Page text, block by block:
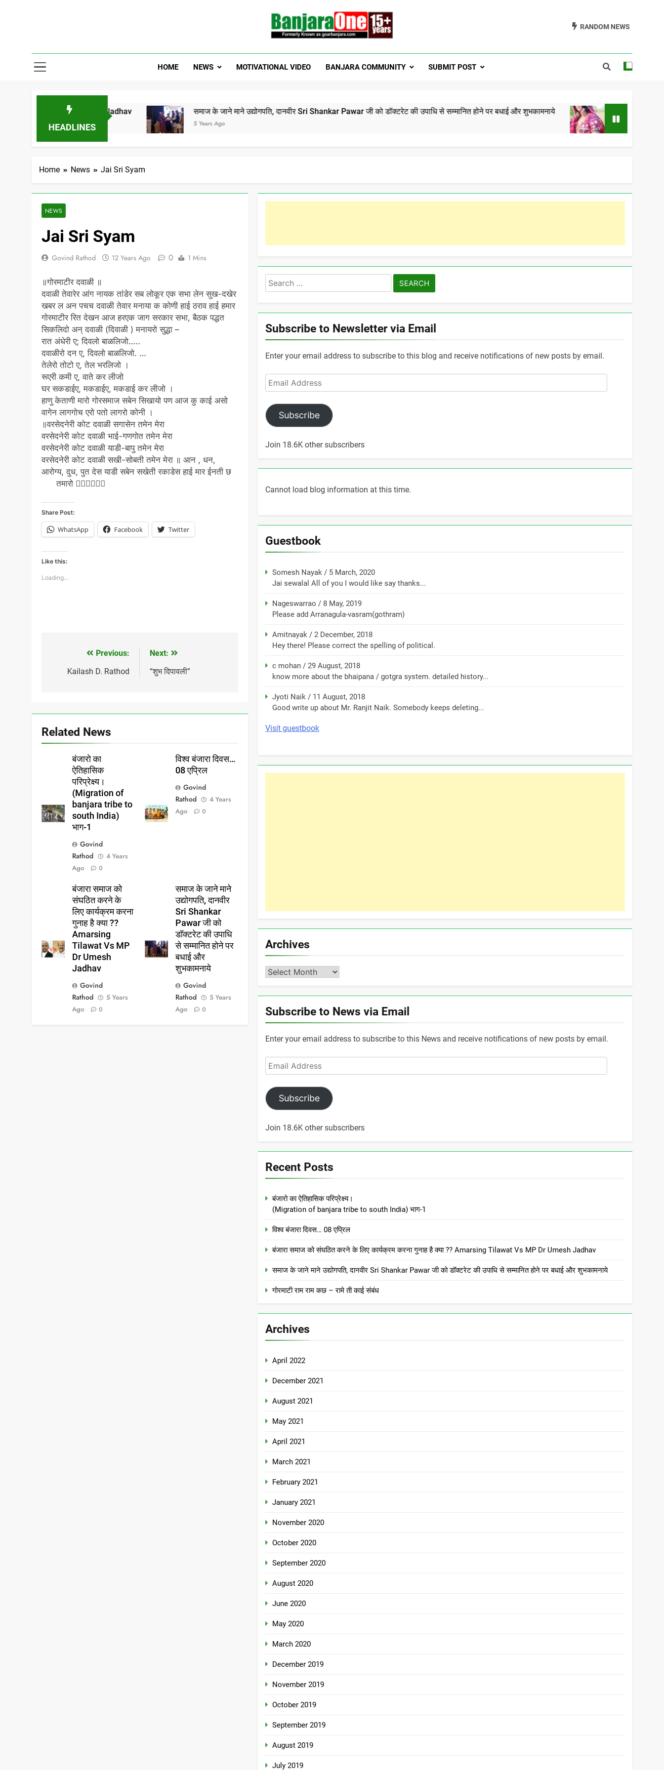
Welcome To Banjara One Formerly
GoarBanjara.com
RANDOM NEWS
HOME NEWS MOTIVATIONAL VIDEO BANJARA COMMUNITY SUBMIT POST
HEADLINES
MP Dr Umesh Jadhav समाज के जाने माने उद्योगपति, दानवीर Sri Shankar Pawar जी को डॉक्टरेट की उपाधि से सम्मानित होने पर बधाई और शुभकामनाये
5 Years Ago
गोरमाटी राम राम कछ – रामे ती
5 Years Ago
Home News Jai Sri Syam
NEWS
Jai Sri Syam
Govind Rathod 12 Years Ago 0 1 Mins
॥गोरमाटीर दवाळी ॥
दवाळी तेवारेर आंग नायक तांडेर सब लोकूर एक सभा लेन सुख-दखेर
खबर ल अन पचच दवाळी तेवार मनाया क कोणी हाई ठराव हाई हमार
गोरमाटीर रित देखन आज हरएक जाग सरकार सभा, बैठक पद्धत
सिकलिदो अन् दवाळी (दिवाळी ) मनायरो सुद्धा –
रात अंधेरी ए; दिवलो बाळलिजो…..
दवाळीरो दन ए, दिवलो बाळलिजो. …
तेलेरो तोटो ए, तेल भरलिजो ।
रूएरी कमी ए, वाते कर लीजो
घर सकडाईए, मकडाईए, मकडाई कर लीजो ।
हाणु केताणी मारो गोरसमाज सबेन सिखायो पण आज कु काई असो
वागेन लागगोच एरो पतो लागरो कोनी ।
॥वरसेदनेरी कोट दवाळी सगासेन तमेन मेरा
वरसेदनेरी कोट दवाळी भाई-गणगोत तमेन मेरा
वरसेदनेरी कोट दवाळी याडी-बापु तमेन मेरा
वरसेदनेरी कोट दवाळी सखी-सोबती तमेन मेरा ॥ आन , धन,
आरोग्य, दुध, पुत देस याडी सबेन सखेती रकाडेस हाई मार ईनती छ
तमारो 
Share Post:
WhatsApp Facebook Twitter
Like this:
Loading...
navigation
Previous:
Kailash D. Rathod
Next:
“शुभ दिपावली”
Related News
बंजारो का
ऐतिहासिक
परिप्रेक्ष्य।
(Migration of
banjara tribe to
south India)
भाग-1
Govind
Rathod
4 Years
Ago
0
विश्व बंजारा दिवस…
08 एप्रिल
Govind
Rathod
4 Years
Ago
0
बंजारा समाज को
संघठित करने के
लिए कार्यक्रम करना
गुनाह है क्या ??
Amarsing
Tilawat Vs MP
Dr Umesh
Jadhav
Govind
Rathod
5 Years
Ago
0
समाज के जाने माने
उद्योगपति, दानवीर
Sri Shankar
Pawar जी को
डॉक्टरेट की उपाधि
से सम्मानित होने पर
बधाई और
शुभकामनाये
Govind
Rathod
5 Years
Ago
0
Search
for:
Subscribe to Newsletter via Email
Enter your email address to subscribe to this blog and receive notifications of new posts by email.
Email
Address
Subscribe
Join 18.6K other subscribers
Cannot load blog information at this time.
Guestbook
Somesh Nayak / 5 March, 2020
Jai sewalal All of you I would like say thanks...
Nageswarrao / 8 May, 2019
Please add Arranagula-vasram(gothram)
Amitnayak / 2 December, 2018
Hey there! Please correct the spelling of political.
c mohan / 29 August, 2018
know more about the bhaipana / gotgra system. detailed history...
Jyoti Naik / 11 August, 2018
Good write up about Mr. Ranjit Naik. Somebody keeps deleting...
Visit guestbook
Archives
Archives
Subscribe to News via Email
Enter your email address to subscribe to this News and receive notifications of new posts by email.
Email
Address
Subscribe
Join 18.6K other subscribers
Recent Posts
बंजारो का ऐतिहासिक परिप्रेक्ष्य।
(Migration of banjara tribe to south India) भाग-1
विश्व बंजारा दिवस… 08 एप्रिल
बंजारा समाज को संघठित करने के लिए कार्यक्रम करना गुनाह है क्या ?? Amarsing Tilawat Vs MP Dr Umesh Jadhav
समाज के जाने माने उद्योगपति, दानवीर Sri Shankar Pawar जी को डॉक्टरेट की उपाधि से सम्मानित होने पर बधाई और शुभकामनाये
गोरमाटी राम राम कछ – रामे ती काई संबंध
Archives
April 2022
December 2021
August 2021
May 2021
April 2021
March 2021
February 2021
January 2021
November 2020
October 2020
September 2020
August 2020
June 2020
May 2020
March 2020
December 2019
November 2019
October 2019
September 2019
August 2019
July 2019